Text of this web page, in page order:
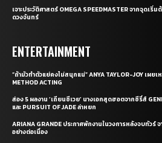
เจาะประวัติศาสตร์ OMEGA SPEEDMASTER จากจุดเ
ดวงจันทร์
ENTERTAINMENT
“ถ้ามัวทำตัวแย่คงไม่สนุกแน่” ANYA TAYLOR-JOY เผ
METHOD ACTING
ส่อง 5 ผลงาน ‘เถียนซีเวย’ นางเอกสุดฮอตจากซีรี่ส์
และ PURSUIT OF JADE ล่าหยก
ARIANA GRANDE ประกาศพักงานในวงการหลังจบทัวร์
อย่างต่อเนื่อง